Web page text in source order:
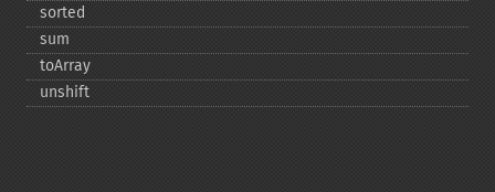
sorted
sum
toArray
unshift